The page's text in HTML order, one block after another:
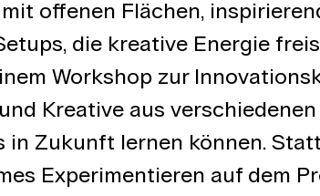
mit offenen Flächen,
die kreative Energie
Workshop zur
Kreative aus
in Zukunft lernen können.
Experimentieren auf dem